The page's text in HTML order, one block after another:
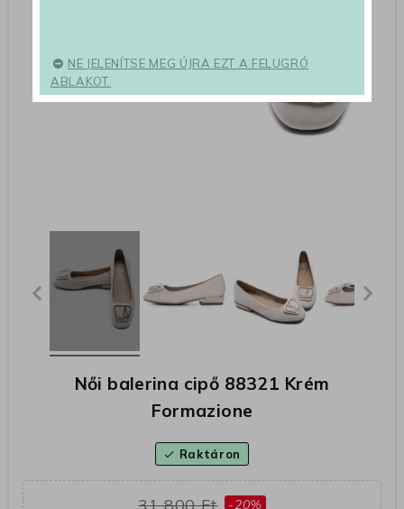
Női balerina cipő 88321 Krém
Formazione
check Raktáron
31 800 Ft -20%
NE JELENÍTSE MEG ÚJRA EZT A FELUGRÓ
ABLAKOT.